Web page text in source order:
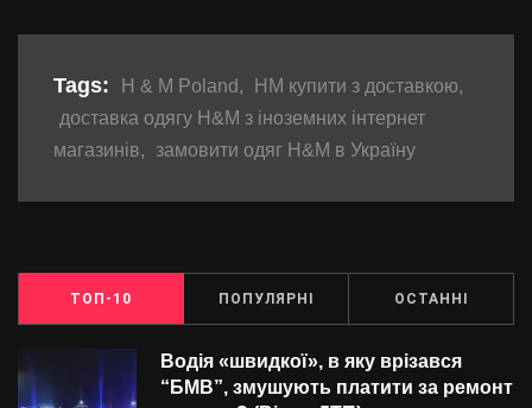
Tags: H & M Poland, HM купити з доставкою,
доставка одягу H&M з іноземних інтернет
магазинів, замовити одяг H&M в Україну
ТОП-10 ПОПУЛЯРНІ ОСТАННІ
Водія «швидкої», в яку врізався
“БMВ”, змушують платити за ремонт